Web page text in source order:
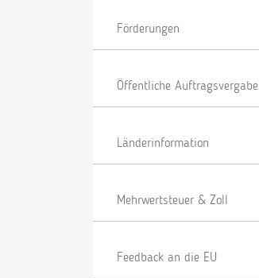
Förderungen
Öffentliche Auftragsvergabe
Länderinformation
Mehrwertsteuer & Zoll
Feedback an die EU